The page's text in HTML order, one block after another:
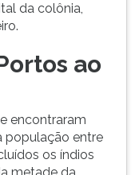
da colônia,
ao
encontraram
população entre
os índios